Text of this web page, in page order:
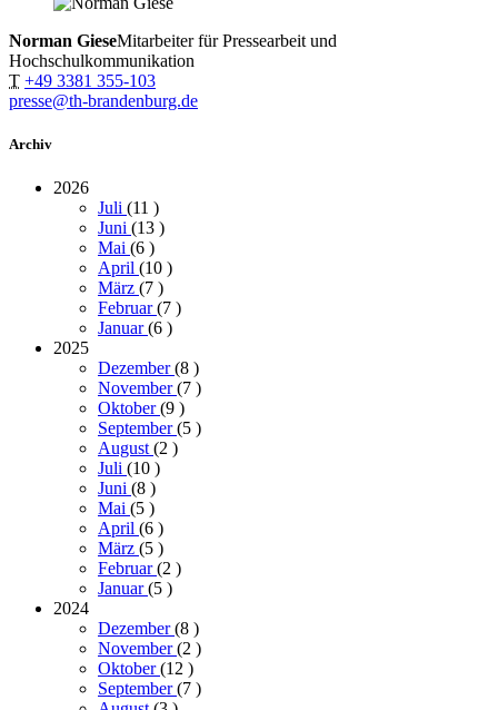
Norman GieseMitarbeiter für Pressearbeit und
Hochschulkommunikation
T +49 3381 355-103
presse@th-brandenburg.de
Archiv
2026
Juli (11 )
Juni (13 )
Mai (6 )
April (10 )
März (7 )
Februar(7 )
Januar(6 )
2025
Dezember(8 )
November(7 )
Oktober(9 )
September(5 )
August(2 )
Juli (10 )
Juni (8 )
Mai (5 )
April (6 )
März (5 )
Februar(2 )
Januar(5 )
2024
Dezember(8 )
November(2 )
Oktober(12 )
September(7 )